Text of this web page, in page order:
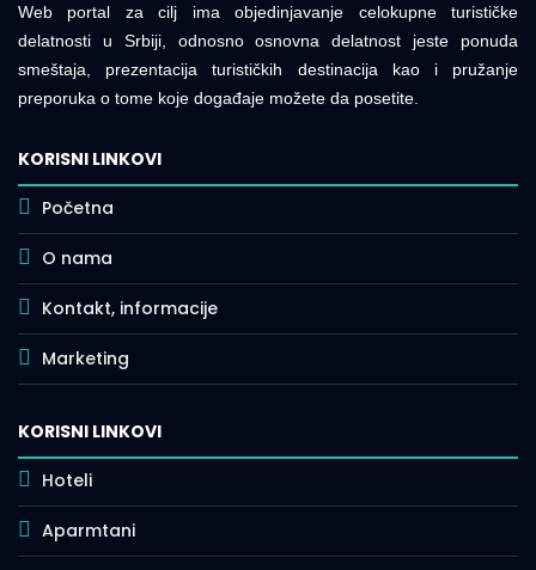
Web portal za cilj ima objedinjavanje celokupne turističke
delatnosti u Srbiji, odnosno osnovna delatnost jeste ponuda
smeštaja, prezentacija turističkih destinacija kao i pružanje
preporuka o tome koje događaje možete da posetite.
KORISNI LINKOVI
Početna
O nama
Kontakt, informacije
Marketing
KORISNI LINKOVI
Hoteli
Aparmtani